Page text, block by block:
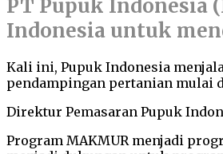
PT Pupuk Indonesia
Indonesia untuk
Kali ini, Pupuk Indonesia
pendampingan pertanian mulai
Direktur Pemasaran Pupuk
Program MAKMUR menjadi